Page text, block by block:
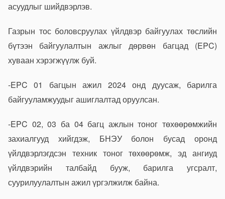
асуудлыг шийдвэрлэв.
Газрын тос боловсруулах үйлдвэр байгуулах төслийн
бүтээн байгуулалтын ажлыг дөрвөн багцад (EPC)
хуваан хэрэгжүүлж буй.
-EPC 01 багцын ажил 2024 онд дуусаж, барилга
байгууламжуудыг ашиглалтад оруулсан.
-EPC 02, 03 ба 04 багц ажлын тоног төхөөрөмжийн
захиалгууд хийгдэж, БНЭУ болон бусад оронд
үйлдвэрлэгдсэн техник тоног төхөөрөмж, эд ангиуд
үйлдвэрийн талбайд бууж, барилга угсралт,
суурилуулалтын ажил үргэлжилж байна.